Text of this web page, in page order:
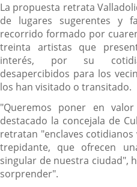
La propuesta retrata
de lugares sugerentes y
recorrido formado por
treinta artistas que
interés, por su
desapercibidos para los
los han visitado o transitado.
"Queremos poner en
destacado la concejala de
retratan "enclaves
trepidante, que ofrecen
singular de nuestra ciudad",
sorprender".